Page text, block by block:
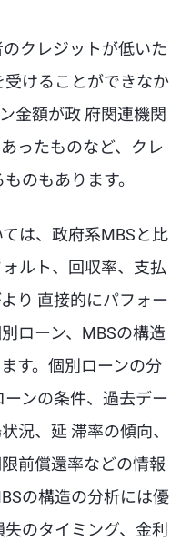
クレジットが低いた
けることができなか
金額が政 府関連機関
ったものなど、クレ
のもあります。
は、政府系MBSと比
ルト、回収率、支払
り 直接的にパフォー
ローン、MBSの構造
す。個別ローンの分
ンの条件、過去デー
況、延 滞率の傾向、
前償還率などの情報
の構造の分析には優
のタイミング、金利